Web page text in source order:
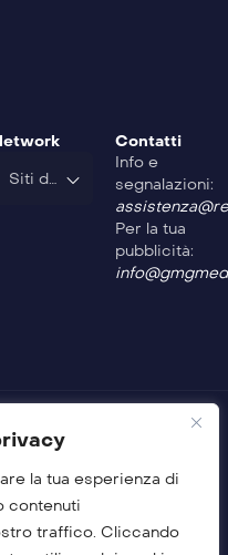
la tua esperienza di
contenuti
traffico. Cliccando
Siti del Gruppo
Contatti
Info e
segnalazioni:
Per la tua
pubblicità:
Gianluca
25 – Cap 83030 –